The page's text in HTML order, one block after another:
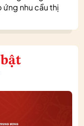
ứng nhu cầu thị